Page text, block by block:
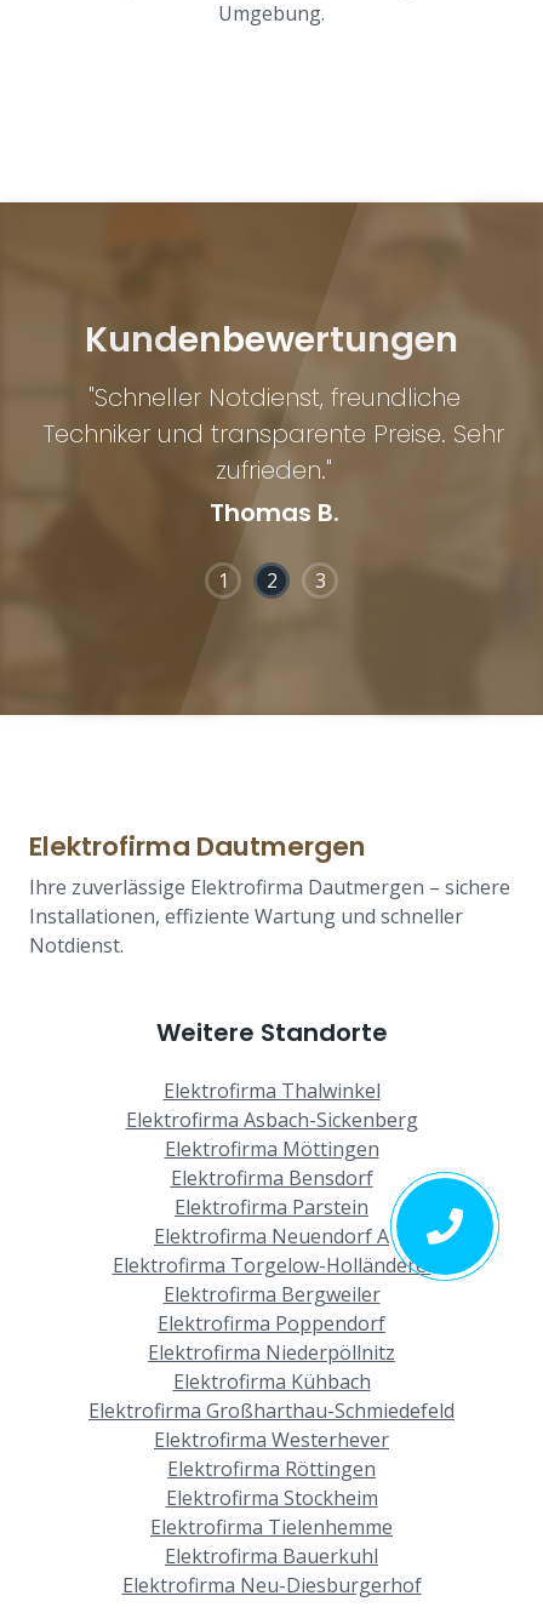
Umgebung.
Kundenbewertungen
"Schneller Notdienst, freundliche
Techniker und transparente Preise. Sehr
zufrieden."
Thomas B.
1 2 3
Elektrofirma Dautmergen
Ihre zuverlässige Elektrofirma Dautmergen – sichere
Installationen, effiziente Wartung und schneller
Notdienst.
Weitere Standorte
Elektrofirma Thalwinkel
Elektrofirma Asbach-Sickenberg
Elektrofirma Möttingen
Elektrofirma Bensdorf
Elektrofirma Parstein
Elektrofirma Neuendorf A
Elektrofirma Torgelow-Holländerei
Elektrofirma Bergweiler
Elektrofirma Poppendorf
Elektrofirma Niederpöllnitz
Elektrofirma Kühbach
Elektrofirma Großharthau-Schmiedefeld
Elektrofirma Westerhever
Elektrofirma Röttingen
Elektrofirma Stockheim
Elektrofirma Tielenhemme
Elektrofirma Bauerkuhl
Elektrofirma Neu-Diesburgerhof